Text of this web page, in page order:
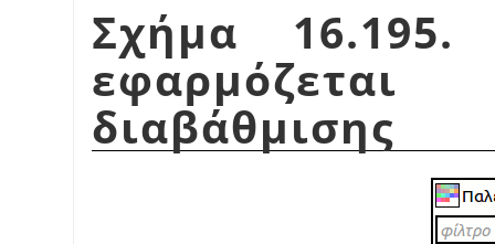
Σχήμα
διαβάθμισης